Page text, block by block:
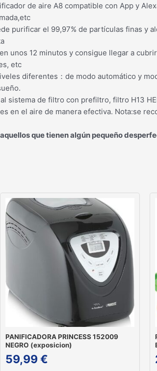
de aire A8 compatible con App y
purificar el 99,97% de partículas finas y
unos 12 minutos y consigue llegar a
etc
diferentes：de modo automático y
sistema de filtro con prefiltro, filtro H13
en el aire de manera efectiva. Nota:se
que tienen algún pequeño
PANIFICADORA PRINCESS 152009
NEGRO (exposicion)
59,99 €